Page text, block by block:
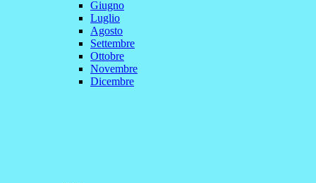
Giugno
Luglio
Agosto
Settembre
Ottobre
Novembre
Dicembre